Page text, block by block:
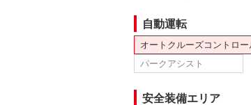
自動運転
オートクルーズコントロー
パークアシスト
安全装備エリア